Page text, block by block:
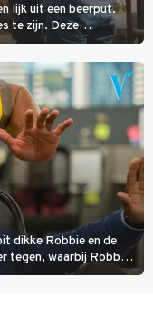
lijk uit een beerput.
te zijn. Deze
met zijn familie
dikke Robbie en de
tegen, waarbij Robbie,
de CIA, Calvins hulp